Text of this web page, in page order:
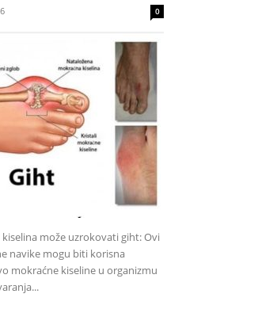
0
može uzrokovati giht: Ovi
navike mogu biti korisna
mokraćne kiseline u organizmu